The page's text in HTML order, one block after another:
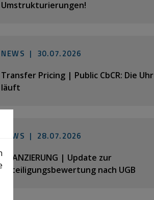
Umstrukturierungen!
NEWS | 30.07.2026
Transfer Pricing | Public CbCR: Die Uhr
läuft
NEWS | 28.07.2026
BILANZIERUNG | Update zur
Beteiligungsbewertung nach UGB